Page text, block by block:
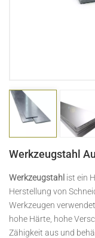
Werkzeugstahl
Werkzeugstahl ist ein
Herstellung von
Werkzeugen
hohe Härte, hohe
Zähigkeit aus und